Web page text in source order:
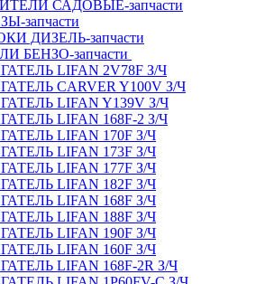
САДОВЫЕ-запчасти
запчасти
ДИЗЕЛЬ-запчасти
БЕНЗО-запчасти
LIFAN 2V78F З/Ч
CARVER Y100V З/Ч
LIFAN Y139V З/Ч
LIFAN 168F-2 З/Ч
LIFAN 170F З/Ч
LIFAN 173F З/Ч
LIFAN 177F З/Ч
LIFAN 182F З/Ч
LIFAN 168F З/Ч
LIFAN 188F З/Ч
LIFAN 190F З/Ч
LIFAN 160F З/Ч
LIFAN 168F-2R З/Ч